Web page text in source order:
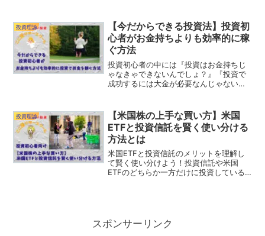
『ジュニアNISA』を最大活用しましょ
う！
投資理論
【今だからできる投資法】投資初
心者がお金持ちよりも効率的に稼
ぐ方法
投資初心者の中には『投資はお金持ちじ
ゃなきゃできないんでしょ？』『投資で
成功するには大金が必要なんじゃない
お金を稼ぐことができるんですよ。非課
税制度期間の今がチャンス！
投資理論
【米国株の上手な買い方】米国
ETFと投資信託を賢く使い分ける
方法とは
米国ETFと投資信託のメリットを理解し
て賢く使い分けよう！投資信託や米国
ETFのどちらか一方だけに投資している
スポンサーリンク